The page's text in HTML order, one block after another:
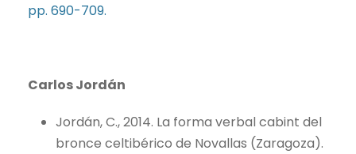
pp. 690-709.
Carlos Jordán
Jordán, C., 2014. La forma verbal cabint del
bronce celtibérico de Novallas (Zaragoza).